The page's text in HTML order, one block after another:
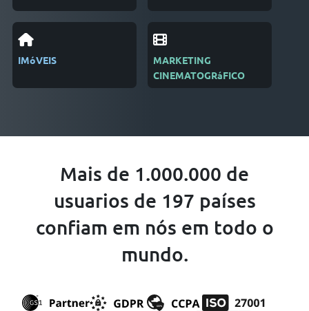
IMóVEIS
MARKETING
CINEMATOGRáFICO
Mais de 1.000.000 de
usuarios de 197 países
confiam em nós em todo o
mundo.